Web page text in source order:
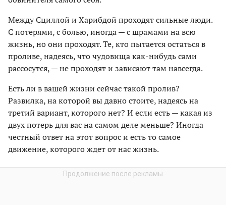
Между Сциллой и Харибдой проходят сильные люди.
С потерями, с болью, иногда — с шрамами на всю
жизнь, но они проходят. Те, кто пытается остаться в
проливе, надеясь, что чудовища как-нибудь сами
рассосутся, — не проходят и зависают там навсегда.
Есть ли в вашей жизни сейчас такой пролив?
Развилка, на которой вы давно стоите, надеясь на
третий вариант, которого нет? И если есть — какая из
двух потерь для вас на самом деле меньше? Иногда
честный ответ на этот вопрос и есть то самое
движение, которого ждет от нас жизнь.